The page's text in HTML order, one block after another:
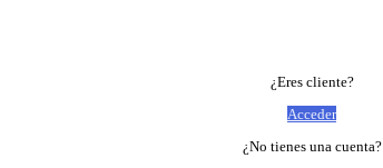
¿Eres cliente?
Acceder
¿No tienes una cuenta?